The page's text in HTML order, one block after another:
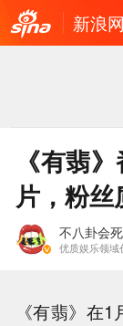
新浪网
《有翡
片，粉
不八卦会
优质娱乐领域
《有翡》在